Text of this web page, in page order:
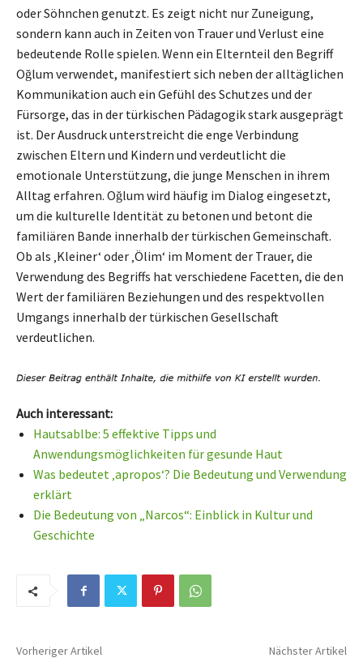
oder Söhnchen genutzt. Es zeigt nicht nur Zuneigung,
sondern kann auch in Zeiten von Trauer und Verlust eine
bedeutende Rolle spielen. Wenn ein Elternteil den Begriff
Oğlum verwendet, manifestiert sich neben der alltäglichen
Kommunikation auch ein Gefühl des Schutzes und der
Fürsorge, das in der türkischen Pädagogik stark ausgeprägt
ist. Der Ausdruck unterstreicht die enge Verbindung
zwischen Eltern und Kindern und verdeutlicht die
emotionale Unterstützung, die junge Menschen in ihrem
Alltag erfahren. Oğlum wird häufig im Dialog eingesetzt,
um die kulturelle Identität zu betonen und betont die
familiären Bande innerhalb der türkischen Gemeinschaft.
Ob als ‚Kleiner‘ oder ‚Ölim‘ im Moment der Trauer, die
Verwendung des Begriffs hat verschiedene Facetten, die den
Wert der familiären Beziehungen und des respektvollen
Umgangs innerhalb der türkischen Gesellschaft
verdeutlichen.
Auch interessant:
Hautsablbe: 5 effektive Tipps und
Anwendungsmöglichkeiten für gesunde Haut
Was bedeutet ‚apropos‘? Die Bedeutung und Verwendung
erklärt
Die Bedeutung von „Narcos“: Einblick in Kultur und
Geschichte
Vorheriger Artikel Nächster Artikel